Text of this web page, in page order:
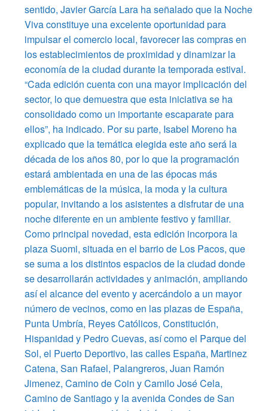
sentido, Javier García Lara ha señalado que la Noche
Viva constituye una excelente oportunidad para
impulsar el comercio local, favorecer las compras en
los establecimientos de proximidad y dinamizar la
economía de la ciudad durante la temporada estival.
“Cada edición cuenta con una mayor implicación del
sector, lo que demuestra que esta iniciativa se ha
consolidado como un importante escaparate para
ellos”, ha indicado. Por su parte, Isabel Moreno ha
explicado que la temática elegida este año será la
década de los años 80, por lo que la programación
estará ambientada en una de las épocas más
emblemáticas de la música, la moda y la cultura
popular, invitando a los asistentes a disfrutar de una
noche diferente en un ambiente festivo y familiar.
Como principal novedad, esta edición incorpora la
plaza Suomi, situada en el barrio de Los Pacos, que
se suma a los distintos espacios de la ciudad donde
se desarrollarán actividades y animación, ampliando
así el alcance del evento y acercándolo a un mayor
número de vecinos, como en las plazas de España,
Punta Umbría, Reyes Católicos, Constitución,
Hispanidad y Pedro Cuevas, así como el Parque del
Sol, el Puerto Deportivo, las calles España, Martinez
Catena, San Rafael, Palangreros, Juan Ramón
Jimenez, Camino de Coin y Camilo José Cela,
Camino de Santiago y la avenida Condes de San